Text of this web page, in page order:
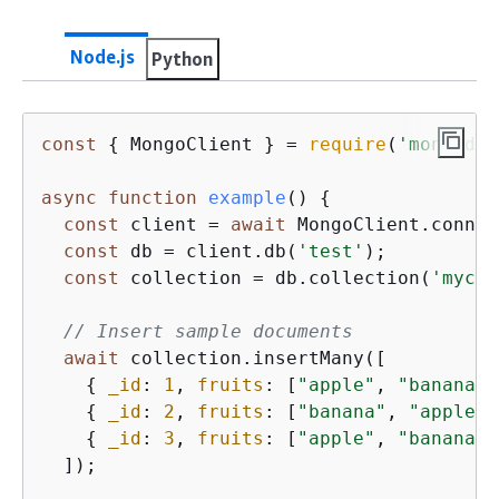
Node.js Python
const { MongoClient } = require ( 'mongodb'
async function example ( ) {
const
client = await
const
db = client.db( 'test' );
const
collection = db.collection(
// Insert sample documents
await
collection.insertMany([
{
_id : 1 , fruits : [ "apple" , "banana"
{
_id : 2 , fruits : [ "banana" , "apple"
{
_id : 3 , fruits : [ "apple" , "banana"
  ]);